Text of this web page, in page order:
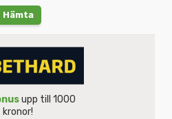
Hämta
upp till 1000
kronor!